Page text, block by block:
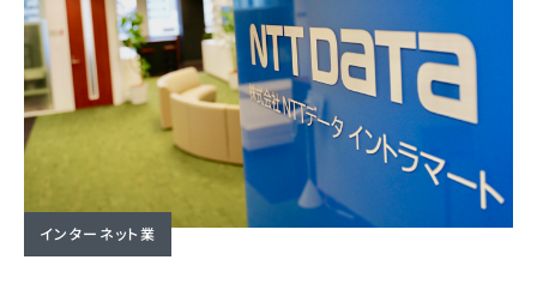
インターネット業